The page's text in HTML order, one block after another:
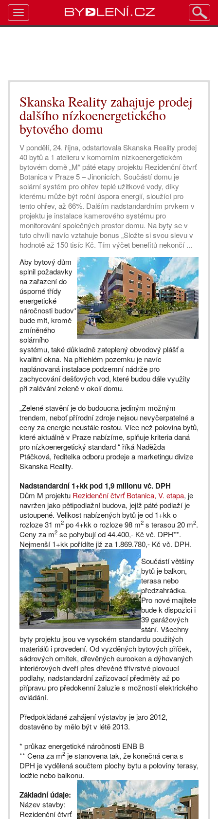
Skanska Reality zahajuje prodej
dalšího nízkoenergetického
bytového domu
V pondělí, 24. října, odstartovala Skanska Reality prodej
40 bytů a 1 atelieru v komorním nízkoenergetickém
bytovém domě „M“ páté etapy projektu Rezidenční čtvrť
Botanica v Praze 5 – Jinonicích. Součástí domu je
solární systém pro ohřev teplé užitkové vody, díky
kterému může být roční úspora energií, sloužící pro
tento ohřev, až 66%. Dalším nadstandardním prvkem v
projektu je instalace kamerového systému pro
monitorování společných prostor domu. Na byty se v
tuto chvíli navíc vztahuje bonus „Složte si svou slevu v
hodnotě až 150 tisíc Kč. Tím výčet benefitů nekončí ...
Aby bytový dům
splnil požadavky
na zařazení do
úsporné třídy
energetické
náročnosti budov*
bude mít, kromě
zmíněného
solárního
systému, také důkladně zateplený obvodový plášť a
kvalitní okna. Na přilehlém pozemku je navíc
naplánovaná instalace podzemní nádrže pro
zachycování dešťových vod, které budou dále využity
při zalévání zeleně v okolí domu.
„Zelené stavění je do budoucna jediným možným
trendem, neboť přírodní zdroje nejsou nevyčerpatelné a
ceny za energie neustále rostou. Více než polovina bytů,
které aktuálně v Praze nabízíme, splňuje kriteria daná
pro nízkoenergetický standard “ říká Naděžda
Ptáčková, ředitelka odboru prodeje a marketingu divize
Skanska Reality.
Nadstandardní 1+kk pod 1,9 milionu vč. DPH
Dům M projektu Rezidenční čtvrť Botanica, V. etapa, je
navržen jako pětipodlažní budova, jejíž páté podlaží je
ustoupené. Velikost nabízených bytů je od 1+kk o
rozloze 31 m2 po 4+kk o rozloze 98 m2 s terasou 20 m2.
Ceny za m2 se pohybují od 44.400,- Kč vč. DPH**.
Nejmenší 1+kk pořídíte již za 1.869.780,- Kč vč. DPH.
Součástí většiny
bytů je balkon,
terasa nebo
předzahrádka.
Pro nové majitele
bude k dispozici i
39 garážových
stání. Všechny
byty projektu jsou ve vysokém standardu použitých
materiálů i provedení. Od vyzděných bytových příček,
sádrových omítek, dřevěných eurooken a dýhovaných
interiérových dveří přes dřevěné třívrstvé plovoucí
podlahy, nadstandardní zařizovací předměty až po
přípravu pro předokenní žaluzie s možností elektrického
ovládání.
Předpokládané zahájení výstavby je jaro 2012,
dostavěno by mělo být v létě 2013.
* průkaz energetické náročnosti ENB B
** Cena za m2 je stanovena tak, že konečná cena s
DPH je vydělená součtem plochy bytu a poloviny terasy,
lodžie nebo balkonu.
Základní údaje:
Název stavby:
Rezidenční čtvrť
Toggle
navigation